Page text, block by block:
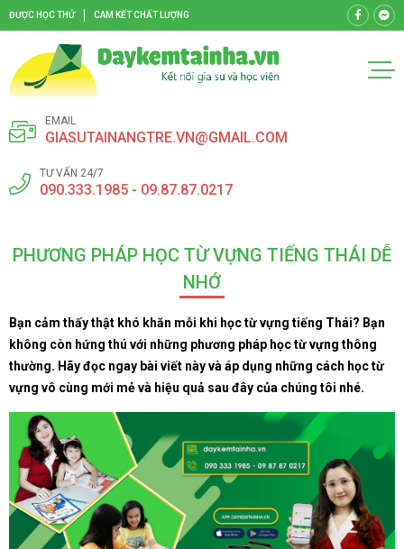
ĐƯỢC HỌC THỬ CAM KẾT CHẤT LƯỢNG
EMAIL
GIASUTAINANGTRE.VN@GMAIL.COM
TƯ VẤN 24/7
090.333.1985 - 09.87.87.0217
PHƯƠNG PHÁP HỌC TỪ VỰNG TIẾNG THÁI DỄ
NHỚ
Bạn cảm thấy thật khó khăn mỗi khi học từ vựng tiếng Thái? Bạn
không còn hứng thú với những phương pháp học từ vựng thông
thường. Hãy đọc ngay bài viết này và áp dụng những cách học từ
vựng vô cùng mới mẻ và hiệu quả sau đây của chúng tôi nhé.